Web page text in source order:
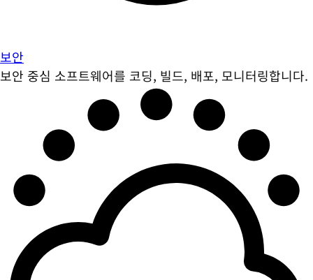
보안
보안 중심 소프트웨어를 코딩, 빌드, 배포, 모니터링합니다.